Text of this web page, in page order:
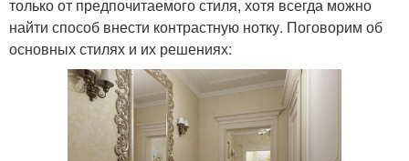
только от предпочитаемого стиля, хотя всегда можно
найти способ внести контрастную нотку. Поговорим об
основных стилях и их решениях: